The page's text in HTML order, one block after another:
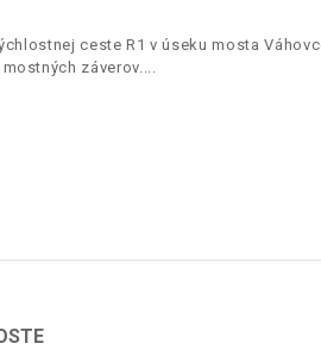
ceste R1 v úseku mosta
záverov.